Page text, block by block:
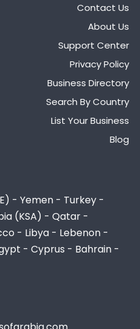
Contact Us
About Us
Support Center
Privacy Policy
Business Directory
Search By Country
List Your Business
Blog
- Yemen - Turkey -
(KSA) - Qatar -
- Libya - Lebenon -
- Cyprus - Bahrain -